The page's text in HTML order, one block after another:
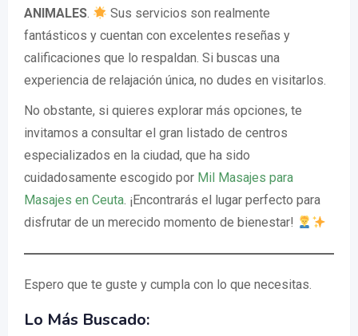
ANIMALES.
Sus servicios son realmente
fantásticos y cuentan con excelentes reseñas y
calificaciones que lo respaldan. Si buscas una
experiencia de relajación única, no dudes en visitarlos.
No obstante, si quieres explorar más opciones, te
invitamos a consultar el gran listado de centros
especializados en la ciudad, que ha sido
cuidadosamente escogido por Mil Masajes para
Masajes en Ceuta. ¡Encontrarás el lugar perfecto para
disfrutar de un merecido momento de bienestar!
Espero que te guste y cumpla con lo que necesitas.
Lo Más Buscado: